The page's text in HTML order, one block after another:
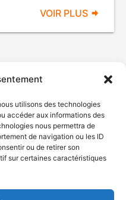
utilisons des technologies
accéder aux informations des
nous permettra de
de navigation ou les ID
ou de retirer son
sur certaines caractéristiques
VOIR PLUS
Québec, 2026